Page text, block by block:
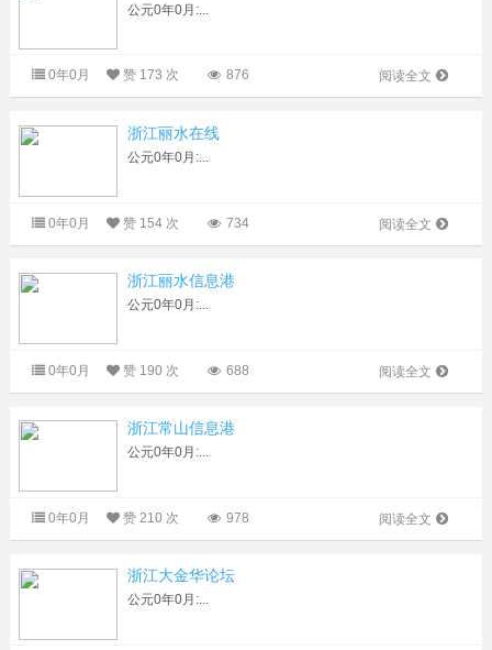
公元0年0月:...
阅读全文
0年0月 赞 173 次 876
浙江丽水在线
公元0年0月:...
阅读全文
0年0月 赞 154 次 734
浙江丽水信息港
公元0年0月:...
阅读全文
0年0月 赞 190 次 688
浙江常山信息港
公元0年0月:...
阅读全文
0年0月 赞 210 次 978
浙江大金华论坛
公元0年0月:...